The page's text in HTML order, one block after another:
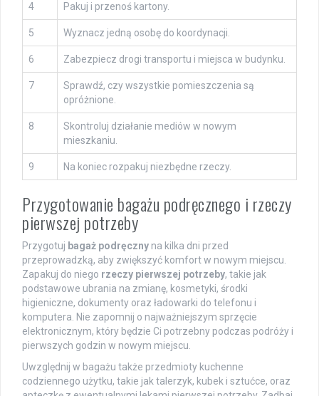
4 Pakuj i przenoś kartony.
5 Wyznacz jedną osobę do koordynacji.
6 Zabezpiecz drogi transportu i miejsca w budynku.
7
Sprawdź, czy wszystkie pomieszczenia są
opróżnione.
8
Skontroluj działanie mediów w nowym
mieszkaniu.
9 Na koniec rozpakuj niezbędne rzeczy.
Przygotowanie bagażu podręcznego i rzeczy
pierwszej potrzeby
Przygotuj bagaż podręczny na kilka dni przed
przeprowadzką, aby zwiększyć komfort w nowym miejscu.
Zapakuj do niego rzeczy pierwszej potrzeby, takie jak
podstawowe ubrania na zmianę, kosmetyki, środki
higieniczne, dokumenty oraz ładowarki do telefonu i
komputera. Nie zapomnij o najważniejszym sprzęcie
elektronicznym, który będzie Ci potrzebny podczas podróży i
pierwszych godzin w nowym miejscu.
Uwzględnij w bagażu także przedmioty kuchenne
codziennego użytku, takie jak talerzyk, kubek i sztućce, oraz